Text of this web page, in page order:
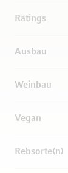
Ratings
Ausbau
Weinbau
Vegan
Rebsorte(n)